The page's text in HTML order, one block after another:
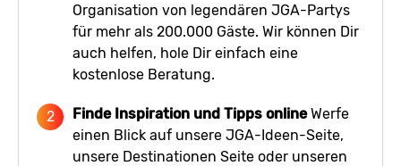
Organisation von legendären JGA-Partys
für mehr als 200.000 Gäste. Wir können Dir
auch helfen, hole Dir einfach eine
kostenlose Beratung.
Finde Inspiration und Tipps onlineWerfe
einen Blick auf unsere JGA-Ideen-Seite,
unsere Destinationen Seite oder unseren